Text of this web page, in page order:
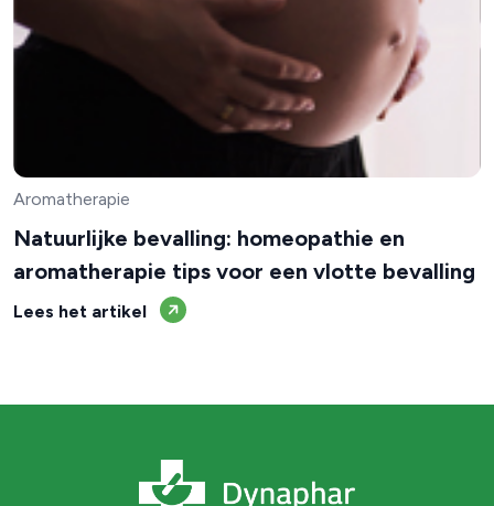
Aromatherapie
Natuurlijke bevalling: homeopathie en
aromatherapie tips voor een vlotte bevalling
Lees het artikel